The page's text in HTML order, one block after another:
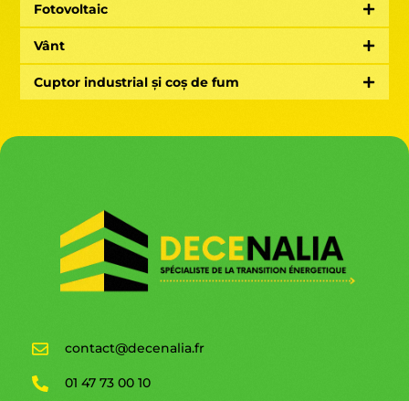
Fotovoltaic
Vânt
Cuptor industrial și coș de fum
contact@decenalia.fr
01 47 73 00 10